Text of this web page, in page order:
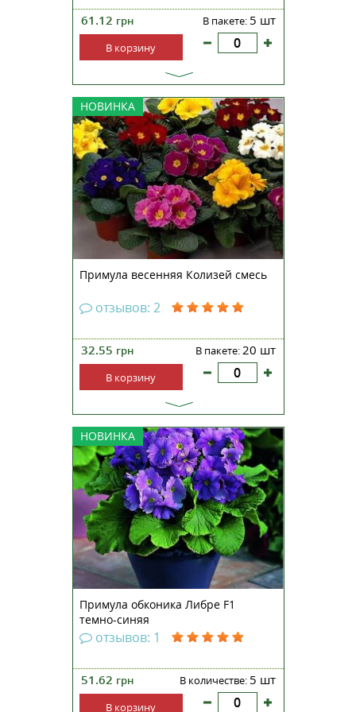
61.12 грн В пакете: 5 шт
В корзину
НОВИНКА
Примула высокая (первоцвет)
Колизей смесь —
привлекательный,
полувечнозеленый многолетник,
идеально подходящий для
оформления бордюров,
цветочных горшков или
контейнеров. Красочное
растение высотой до 40
сантиметров, заканчи...
Примула весенняя Колизей смесь
отзывов: 2
32.55 грн В пакете:20 шт
В корзину
НОВИНКА
Примула обконика Либре F1 —
нетребовательное растение,
которое обладает
непревзойденными
декоративными качествами.
Растения этой серии не содержат
примина: нет риска получить
раздражение кожи при
прикосновении к листьям. Хар...
Примула обконика Либре F1
темно-синяя
отзывов: 1
51.62 грн В количестве: 5 шт
В корзину